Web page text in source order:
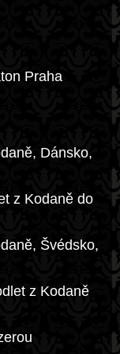
Praha
Dánsko,
z Kodaně do
Švédsko,
z Kodaně